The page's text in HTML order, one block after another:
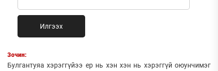
Илгээх
Зочин:
Булгантуяа хэрэггүйээ ер нь хэн хэн нь хэрэггүй оюунчимэг